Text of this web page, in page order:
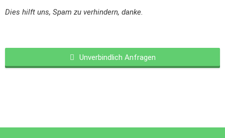
Dies hilft uns, Spam zu verhindern, danke.
Unverbindlich Anfragen
left